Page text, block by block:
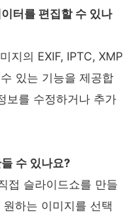
터를 편집할 수 있나
지의 EXIF, IPTC, XMP
있는 기능을 제공합
보를 수정하거나 추가
수 있나요?
접 슬라이드쇼를 만들
하는 이미지를 선택